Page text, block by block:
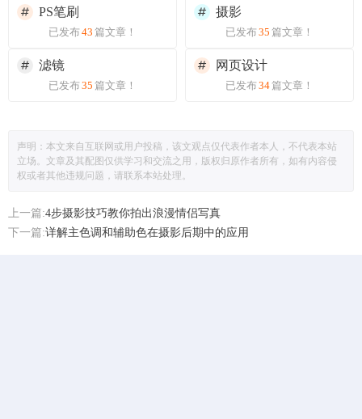
PS笔刷
已发布 43 篇文章！
摄影
已发布 35 篇文章！
滤镜
已发布 35 篇文章！
网页设计
已发布 34篇文章！
声明：本文来自互联网或用户投稿，该文观点仅代表作者本人，不代表本站
立场。文章及其配图仅供学习和交流之用，版权归原作者所有，如有内容侵
权或者其他违规问题，请联系本站处理。
上一篇:4步摄影技巧教你拍出浪漫情侣写真
下一篇:详解主色调和辅助色在摄影后期中的应用